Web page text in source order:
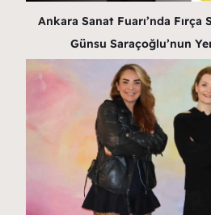
Ankara Sanat Fuarı’nda Fırça
Günsu Saraçoğlu’nun